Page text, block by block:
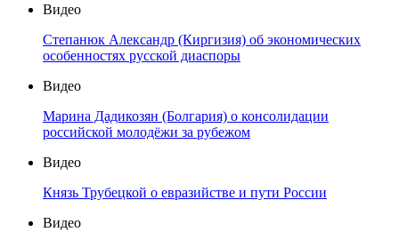
Видео
Степанюк Александр (Киргизия) об экономических
особенностях русской диаспоры
Видео
Марина Дадикозян (Болгария) о консолидации
российской молодёжи за рубежом
Видео
Князь Трубецкой о евразийстве и пути России
Видео